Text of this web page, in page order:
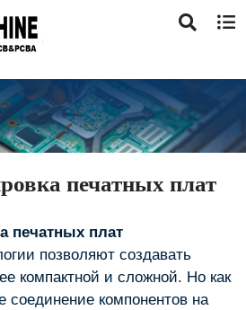
печатных плат
печатных плат
позволяют создавать
компактной и сложной. Но как
соединение компонентов на